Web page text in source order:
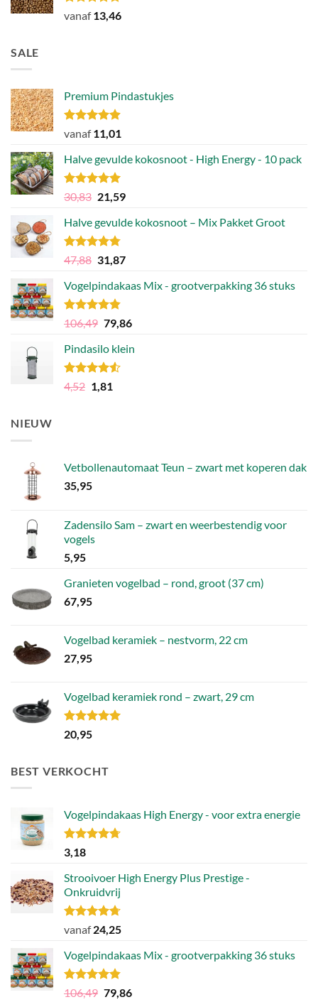
Gewaardeerd
uit 5
vanaf13,46
SALE
Premium Pindastukjes
Gewaardeerd
uit 5
vanaf11,01
Halve gevulde kokosnoot - High Energy - 10 pack
Gewaardeerd
4.92
uit 5
30,83 Oorspronkelijke
was:
30,83.
21,59Huidige
is:
Halve gevulde kokosnoot – Mix Pakket Groot
Gewaardeerd
4.75
uit 5
47,88 Oorspronkelijke
was:
47,88.
31,87Huidige
is:
Vogelpindakaas Mix - grootverpakking 36 stuks
Gewaardeerd
uit 5
106,49 Oorspronkelijke
was:
106,49.
79,86Huidige
is:
Pindasilo klein
Gewaardeerd
4.50
uit 5
4,52 Oorspronkelijke
1,81
NIEUW
Vetbollenautomaat Teun – zwart met koperen dak
35,95
Zadensilo Sam – zwart en weerbestendig voor
vogels
5,95
Granieten vogelbad – rond, groot (37 cm)
67,95
Vogelbad keramiek – nestvorm, 22 cm
27,95
Vogelbad keramiek rond – zwart, 29 cm
Gewaardeerd
5.00
20,95
BEST VERKOCHT
Vogelpindakaas High Energy - voor extra energie
Gewaardeerd
4.70
3,18
Strooivoer High Energy Plus Prestige -
Onkruidvrij
Gewaardeerd
uit 5
vanaf24,25
Vogelpindakaas Mix - grootverpakking 36 stuks
Gewaardeerd
106,49 Oorspronkelijke
79,86Huidige